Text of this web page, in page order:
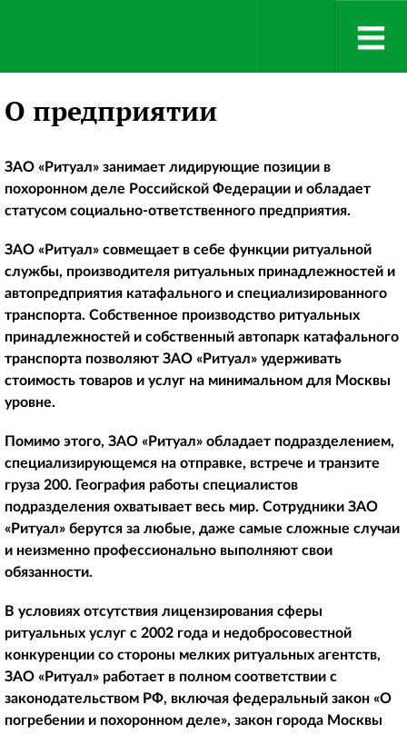
О предприятии
ЗАО «Ритуал» занимает лидирующие позиции в
похоронном деле Российской Федерации и обладает
статусом социально-ответственного предприятия.
ЗАО «Ритуал» совмещает в себе функции ритуальной
службы, производителя ритуальных принадлежностей и
автопредприятия катафального и специализированного
транспорта. Собственное производство ритуальных
принадлежностей и собственный автопарк катафального
транспорта позволяют ЗАО «Ритуал» удерживать
стоимость товаров и услуг на минимальном для Москвы
уровне.
Помимо этого, ЗАО «Ритуал» обладает подразделением,
специализирующемся на отправке, встрече и транзите
груза 200. География работы специалистов
подразделения охватывает весь мир. Сотрудники ЗАО
«Ритуал» берутся за любые, даже самые сложные случаи
и неизменно профессионально выполняют свои
обязанности.
В условиях отсутствия лицензирования сферы
ритуальных услуг с 2002 года и недобросовестной
конкуренции со стороны мелких ритуальных агентств,
ЗАО «Ритуал» работает в полном соответствии с
законодательством РФ, включая федеральный закон «О
погребении и похоронном деле», закон города Москвы